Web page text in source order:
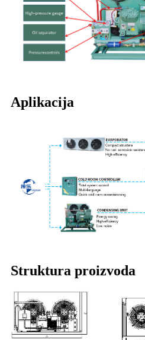
Aplikacija
Struktura proizvoda